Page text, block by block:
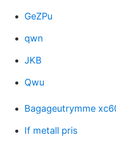
GeZPu
qwn
JKB
Qwu
Bagageutrymme
If metall pris